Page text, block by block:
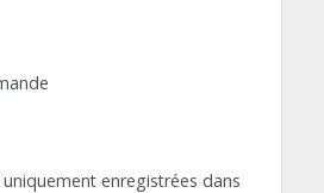
enregistrées dans